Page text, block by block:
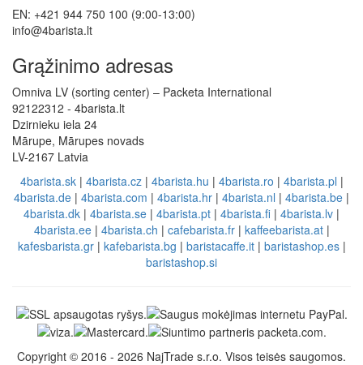
EN: +421 944 750 100 (9:00-13:00)
info@4barista.lt
Grąžinimo adresas
Omniva LV (sorting center) – Packeta International
92122312 - 4barista.lt
Dzirnieku iela 24
Mārupe, Mārupes novads
LV-2167 Latvia
4barista.sk| 4barista.cz| 4barista.hu | 4barista.ro | 4barista.pl |
4barista.de | 4barista.com | 4barista.hr | 4barista.nl | 4barista.be |
4barista.dk | 4barista.se | 4barista.pt | 4barista.fi | 4barista.lv |
4barista.ee| 4barista.ch | cafebarista.fr| kaffeebarista.at|
kafesbarista.gr| kafebarista.bg | baristacaffe.it| baristashop.es|
baristashop.si
Copyright © 2016 - 2026 NajTrade s.r.o. Visos teisės saugomos.